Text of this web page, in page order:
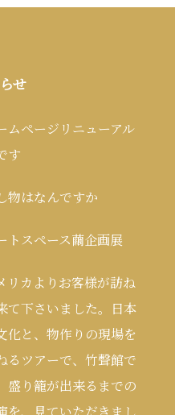
せ
ムページリニューアル
す
物はなんですか
トスペース繭企画展
リカよりお客様が訪ね
て下さいました。日本
化と、物作りの現場を
るツアーで、竹聲館で
盛り籠が出来るまでの
を、見ていただきまし